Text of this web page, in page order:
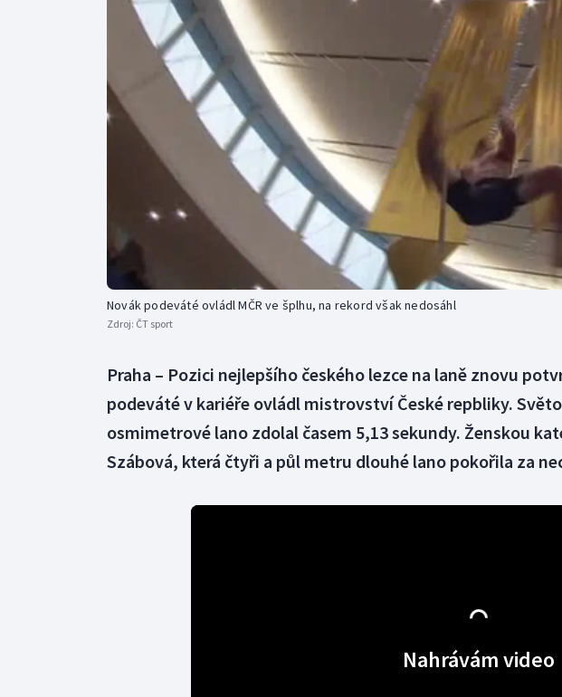
Dostihy
Florbal
Futsal
Golf
Gymnastika
Moderní
Motorsport
Olympijské hry
Parasport
Plavání
Plážový
Novák podeváté ovládl MČR ve šplhu, na rekord však nedosáhl
Zdroj: ČT sport
Praha – Pozici nejlepšího českého lezce na laně znovu
podeváté v kariéře ovládl mistrovství České repbliky.
osmimetrové lano zdolal časem 5,13 sekundy. Ženskou
Szábová, která čtyři a půl metru dlouhé lano pokořila za
Nahrávám video